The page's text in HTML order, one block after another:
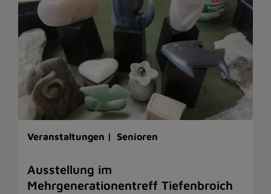
Veranstaltungen | Senioren
Ausstellung im
Mehrgenerationentreff Tiefenbroich